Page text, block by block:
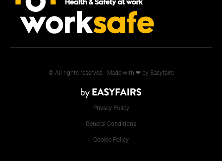
© All rights reserved - Made with ❤ by Easyfairs
Privacy Policy
General Conditions
Cookie Policy